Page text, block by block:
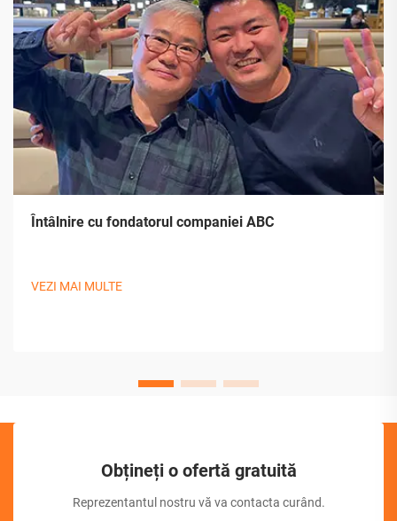
Întâlnire cu fondatorul companiei ABC
VEZI MAI MULTE
Obțineți o ofertă gratuită
Reprezentantul nostru vă va contacta curând.